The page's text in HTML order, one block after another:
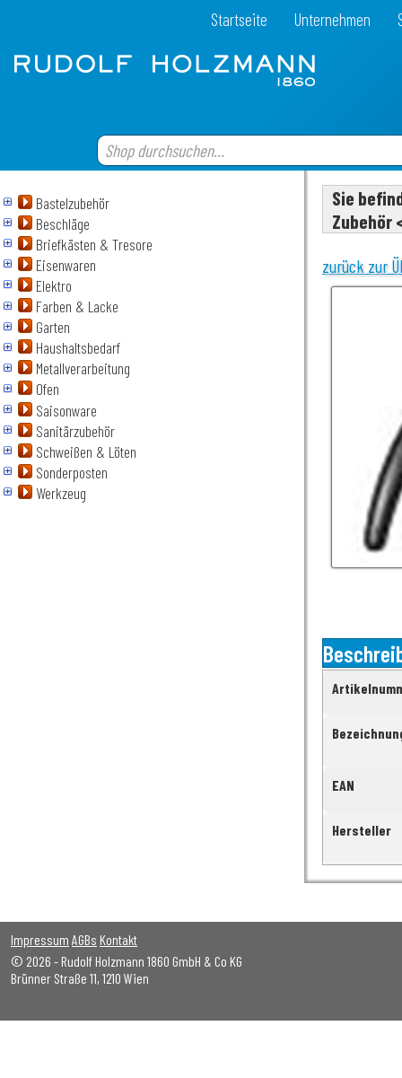
Startseite Unternehmen
Bastelzubehör
Beschläge
Briefkästen & Tresore
Eisenwaren
Elektro
Farben & Lacke
Garten
Haushaltsbedarf
Metallverarbeitung
Ofen
Saisonware
Sanitärzubehör
Schweißen & Löten
Sonderposten
Werkzeug
Sie
Zubehör
zurück zur
EAN
Hersteller
Impressum AGBs Kontakt
© 2026 - Rudolf Holzmann 1860 GmbH & Co KG
Brünner Straße 11, 1210 Wien